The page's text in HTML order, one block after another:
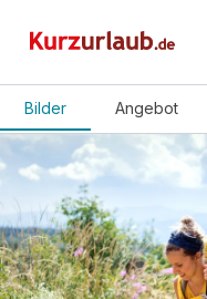
Bilder Angebot